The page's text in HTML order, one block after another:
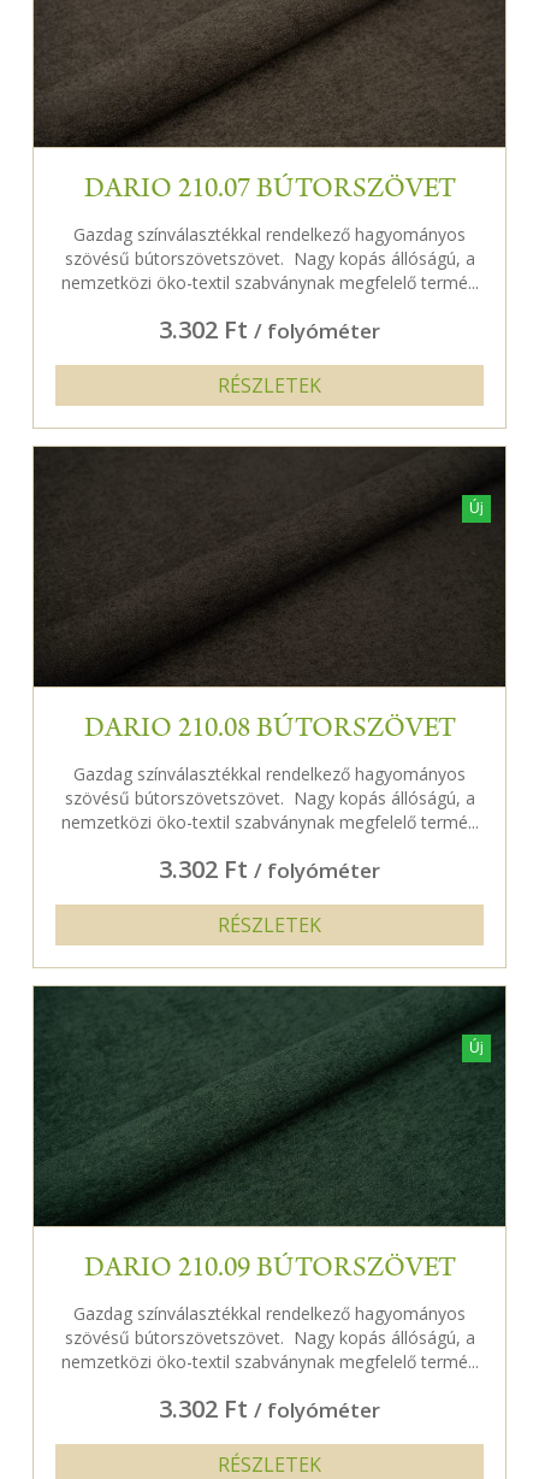
DARIO 210.07 BÚTORSZÖVET
Gazdag színválasztékkal rendelkező hagyományos
szövésű bútorszövetszövet. Nagy kopás állóságú, a
nemzetközi öko-textil szabványnak megfelelő termé...
3.302 Ft / folyóméter
RÉSZLETEK
Új
DARIO 210.08 BÚTORSZÖVET
Gazdag színválasztékkal rendelkező hagyományos
szövésű bútorszövetszövet. Nagy kopás állóságú, a
nemzetközi öko-textil szabványnak megfelelő termé...
3.302 Ft / folyóméter
RÉSZLETEK
Új
DARIO 210.09 BÚTORSZÖVET
Gazdag színválasztékkal rendelkező hagyományos
szövésű bútorszövetszövet. Nagy kopás állóságú, a
nemzetközi öko-textil szabványnak megfelelő termé...
3.302 Ft / folyóméter
RÉSZLETEK